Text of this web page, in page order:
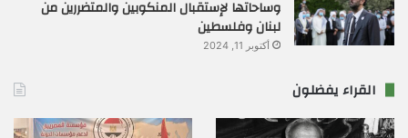
وساحاتها لإستقبال المنكوبين والمتضررين من
لبنان وفلسطين
أكتوبر 11, 2024
القراء يفضلون